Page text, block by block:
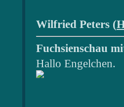
Wilfried Peters (
Fuchsienschau
Hallo Engelchen.